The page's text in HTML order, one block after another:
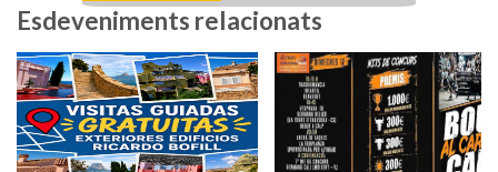
Esdeveniments relacionats